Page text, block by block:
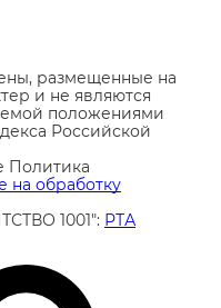
размещенные на
и не являются
положениями
Российской
Политика
на обработку
1001": РТА